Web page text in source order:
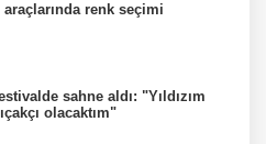
araçlarında renk seçimi
sahne aldı: "Yıldızım
olacaktım"